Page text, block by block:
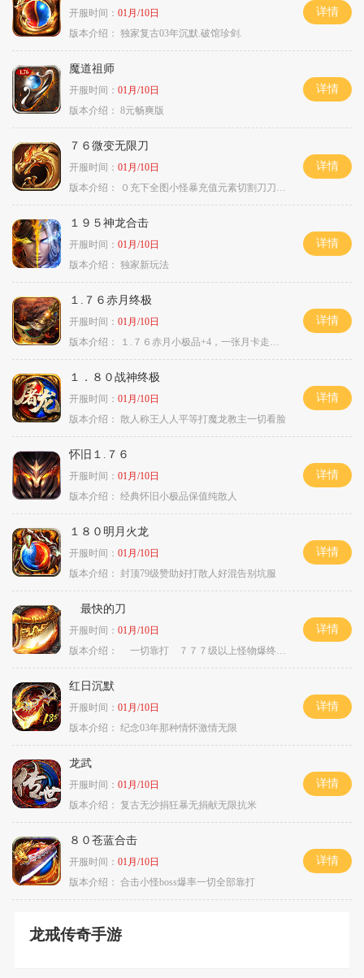
开服时间： 01月/10日
版本介绍： 独家复古03年沉默.破馆珍剑.
详情
魔道祖师
开服时间： 01月/10日
版本介绍： 8元畅爽版
详情
７６微变无限刀
开服时间： 01月/10日
版本介绍：
０充下全图小怪暴充值元素切割刀刀极品
详情
１９５神龙合击
开服时间： 01月/10日
版本介绍： 独家新玩法
详情
１.７６赤月终极
开服时间： 01月/10日
版本介绍：
１.７６赤月小极品+4，一张月卡走天涯c
详情
１．８０战神终极
开服时间： 01月/10日
版本介绍： 散人称王人人平等打魔龙教主一切看脸
详情
怀旧１.７６
开服时间： 01月/10日
版本介绍： 经典怀旧小极品保值纯散人
详情
１８０明月火龙
开服时间： 01月/10日
版本介绍： 封顶79级赞助好打散人好混告别坑服
详情
最快的刀
开服时间： 01月/10日
版本介绍：
一切靠打 ７７７级以上怪物爆终极
详情
红日沉默
开服时间： 01月/10日
版本介绍： 纪念03年那种情怀激情无限
详情
龙武
开服时间： 01月/10日
版本介绍： 复古无沙捐狂暴无捐献无限抗米
详情
８０苍蓝合击
开服时间： 01月/10日
版本介绍： 合击小怪boss爆率一切全部靠打
详情
龙戒传奇手游